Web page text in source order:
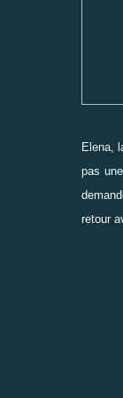
Elena,
pas
retour